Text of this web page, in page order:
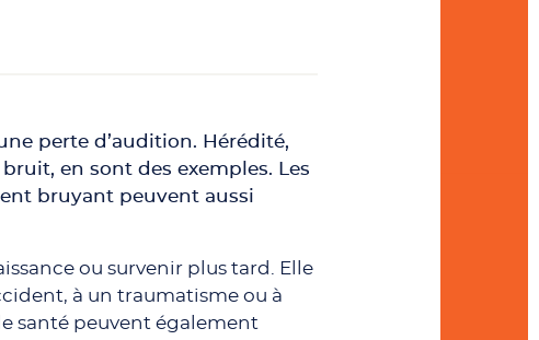
perte d’audition. Hérédité,
en sont des exemples. Les
bruyant peuvent aussi
ou survenir plus tard. Elle
à un traumatisme ou à
santé peuvent également